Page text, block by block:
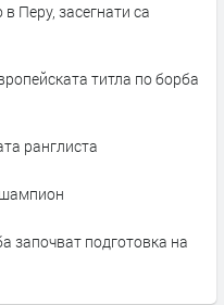
Перу, засегнати са
титла по борба
ранглиста
започват подготовка на